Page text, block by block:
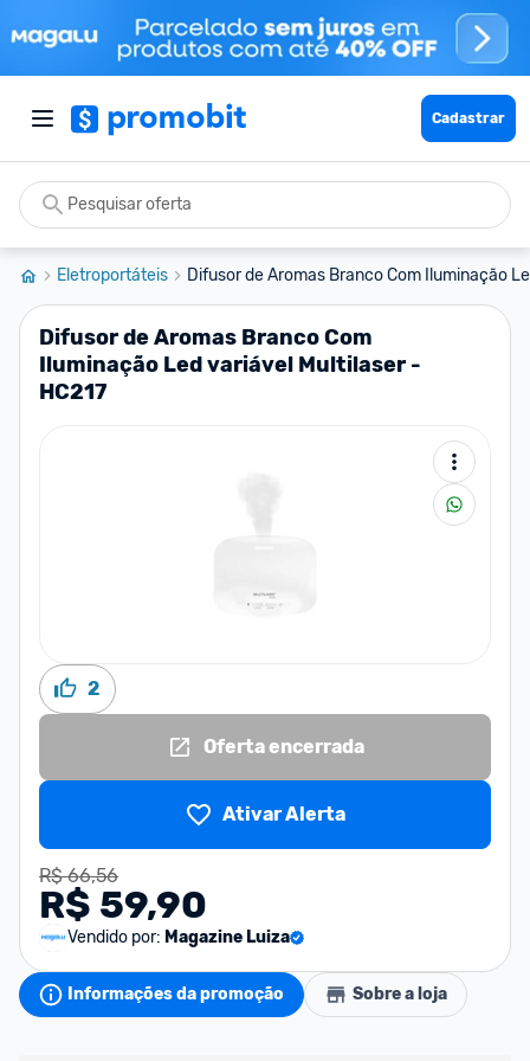
Cadastrar
Eletroportáteis Difusor de Aromas Branco Com Iluminação
Difusor de Aromas Branco Com
Iluminação Led variável Multilaser -
HC217
2
Oferta encerrada
Ativar Alerta
R$ 66,56
R$ 59,90
Vendido por: Magazine Luiza
Informações da promoção Sobre a loja